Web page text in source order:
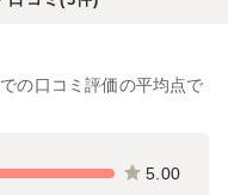
の口コミ評価の平均点で
5.00